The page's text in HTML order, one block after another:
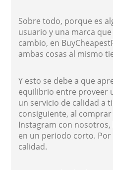
Sobre todo, porque es
usuario y una marca
cambio, en
ambas cosas al mismo
Y esto se debe a que
equilibrio entre proveer
un servicio de calidad a
consiguiente, al
Instagram con nosotros,
en un periodo corto.
calidad.